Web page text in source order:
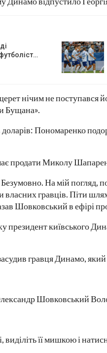
нічим не поступався
Бущана».
Пономаренко
продати Миколу
На мій погляд,
власних гравців. Піти
Шовковський в ефірі
президент київського
гравця Динамо,
Шовковський
її мишкою і